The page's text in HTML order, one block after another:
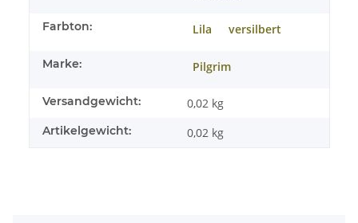
Farbton: Lila versilbert
Marke: Pilgrim
Versandgewicht: 0,02 kg
Artikelgewicht: 0,02 kg